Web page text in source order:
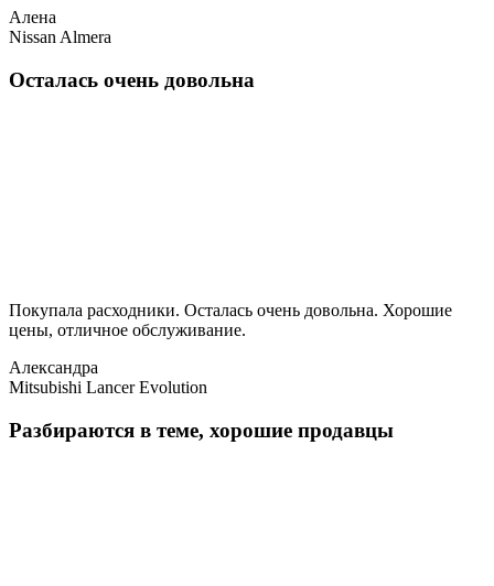
Алена
Nissan Almera
Осталась очень довольна
Покупала расходники. Осталась очень довольна. Хорошие
цены, отличное обслуживание.
Александра
Mitsubishi Lancer Evolution
Разбираются в теме, хорошие продавцы